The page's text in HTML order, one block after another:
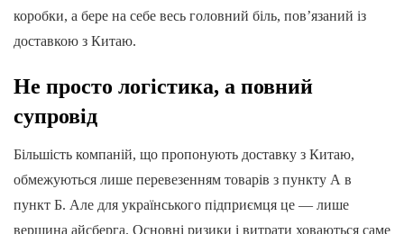
коробки, а бере на себе весь головний біль, пов’язаний із
доставкою з Китаю.
Не просто логістика, а повний
супровід
Більшість компаній, що пропонують доставку з Китаю,
обмежуються лише перевезенням товарів з пункту А в
пункт Б. Але для українського підприємця це — лише
вершина айсберга. Основні ризики і витрати ховаються саме